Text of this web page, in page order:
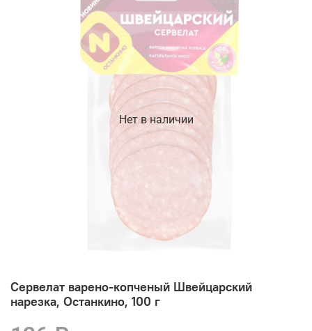
Нет в наличии
Сервелат варено-копченый Швейцарский
нарезка, Останкино, 100 г